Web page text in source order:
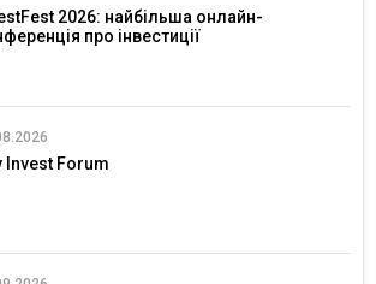
2026: найбільша онлайн-
про інвестиції
Invest Forum